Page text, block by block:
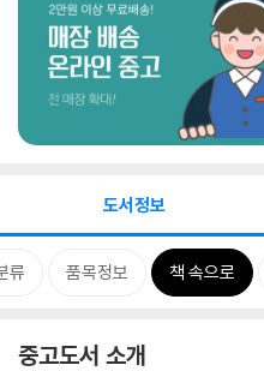
도서정보
류 품목정보 책 속으로
중고도서 소개